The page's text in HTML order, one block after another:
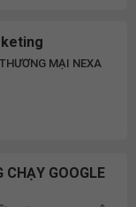
MẠI NEXA
CHẠY GOOGLE